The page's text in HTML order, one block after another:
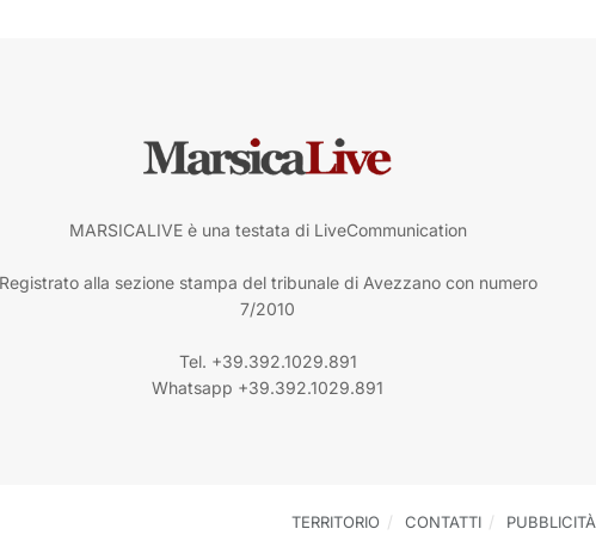
MARSICALIVE è una testata di LiveCommunication
Registrato alla sezione stampa del tribunale di Avezzano con numero
7/2010
Tel. +39.392.1029.891
Whatsapp +39.392.1029.891
TERRITORIO CONTATTI PUBBLICITÀ